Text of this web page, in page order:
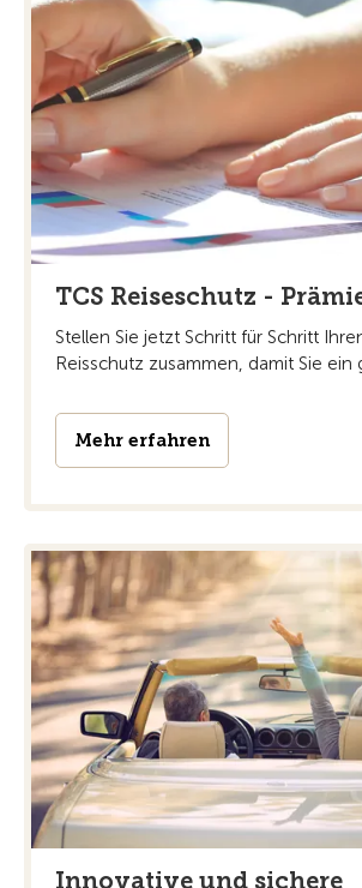
TCS Reiseschutz -
Stellen Sie jetzt Schritt für Schritt
Reisschutz zusammen, damit Sie ein
Mehr erfahren
Innovative und sichere